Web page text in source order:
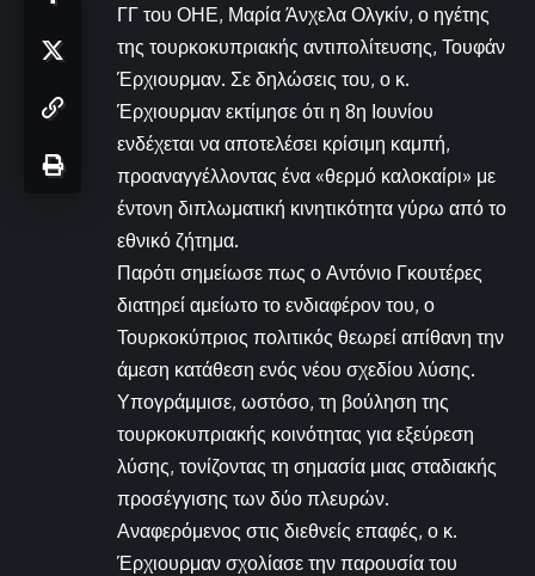
ΓΓ του ΟΗΕ, Μαρία Άνχελα Ολγκίν, ο ηγέτης
της τουρκοκυπριακής αντιπολίτευσης, Τουφάν
Έρχιουρμαν. Σε δηλώσεις του, ο κ.
Έρχιουρμαν εκτίμησε ότι η 8η Ιουνίου
ενδέχεται να αποτελέσει κρίσιμη καμπή,
προαναγγέλλοντας ένα «θερμό καλοκαίρι» με
έντονη διπλωματική κινητικότητα γύρω από το
εθνικό ζήτημα.
Παρότι σημείωσε πως ο Αντόνιο Γκουτέρες
διατηρεί αμείωτο το ενδιαφέρον του, ο
Τουρκοκύπριος πολιτικός θεωρεί απίθανη την
άμεση κατάθεση ενός νέου σχεδίου λύσης.
Υπογράμμισε, ωστόσο, τη βούληση της
τουρκοκυπριακής κοινότητας για εξεύρεση
λύσης, τονίζοντας τη σημασία μιας σταδιακής
προσέγγισης των δύο πλευρών.
Αναφερόμενος στις διεθνείς επαφές, ο κ.
Έρχιουρμαν σχολίασε την παρουσία του